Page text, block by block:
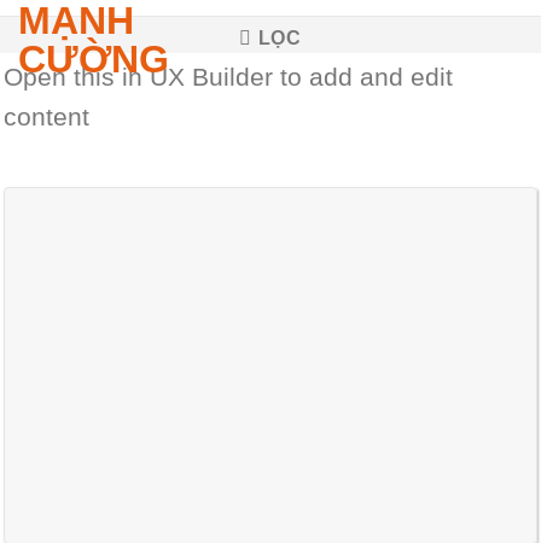
LỌC
Open this in UX Builder to add and edit
content